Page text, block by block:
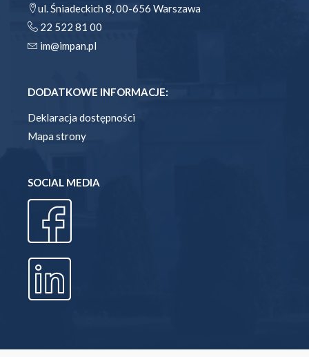
ul. Śniadeckich 8, 00-656 Warszawa
22 522 81 00
im@impan.pl
DODATKOWE INFORMACJE:
Deklaracja dostępności
Mapa strony
SOCIAL MEDIA